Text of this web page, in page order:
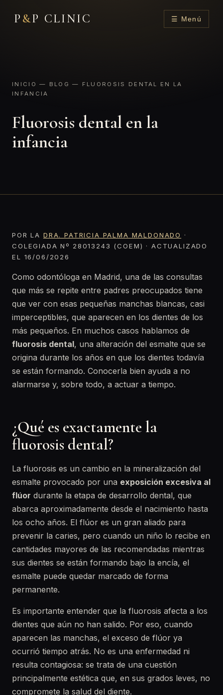
P &P CLINIC ☰ Menú
INICIO — BLOG — FLUOROSIS DENTAL EN LA
INFANCIA
Fluorosis dental en la
infancia
POR LA DRA. PATRICIA PALMA MALDONADO
·
COLEGIADA Nº 28013243 (COEM) · ACTUALIZADO
EL 16/06/2026
Como odontóloga en Madrid, una de las consultas
que más se repite entre padres preocupados tiene
que ver con esas pequeñas manchas blancas, casi
imperceptibles, que aparecen en los dientes de los
más pequeños. En muchos casos hablamos de
fluorosis dental, una alteración del esmalte que se
origina durante los años en que los dientes todavía
se están formando. Conocerla bien ayuda a no
alarmarse y, sobre todo, a actuar a tiempo.
¿Qué es exactamente la
fluorosis dental?
La fluorosis es un cambio en la mineralización del
esmalte provocado por una exposición excesiva al
flúor durante la etapa de desarrollo dental, que
abarca aproximadamente desde el nacimiento hasta
los ocho años. El flúor es un gran aliado para
prevenir la caries, pero cuando un niño lo recibe en
cantidades mayores de las recomendadas mientras
sus dientes se están formando bajo la encía, el
esmalte puede quedar marcado de forma
permanente.
Es importante entender que la fluorosis afecta a los
dientes que aún no han salido. Por eso, cuando
aparecen las manchas, el exceso de flúor ya
ocurrió tiempo atrás. No es una enfermedad ni
resulta contagiosa: se trata de una cuestión
principalmente estética que, en sus grados leves, no
compromete la salud del diente.